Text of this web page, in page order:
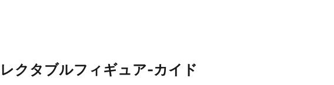
クタブルフィギュア-カイド